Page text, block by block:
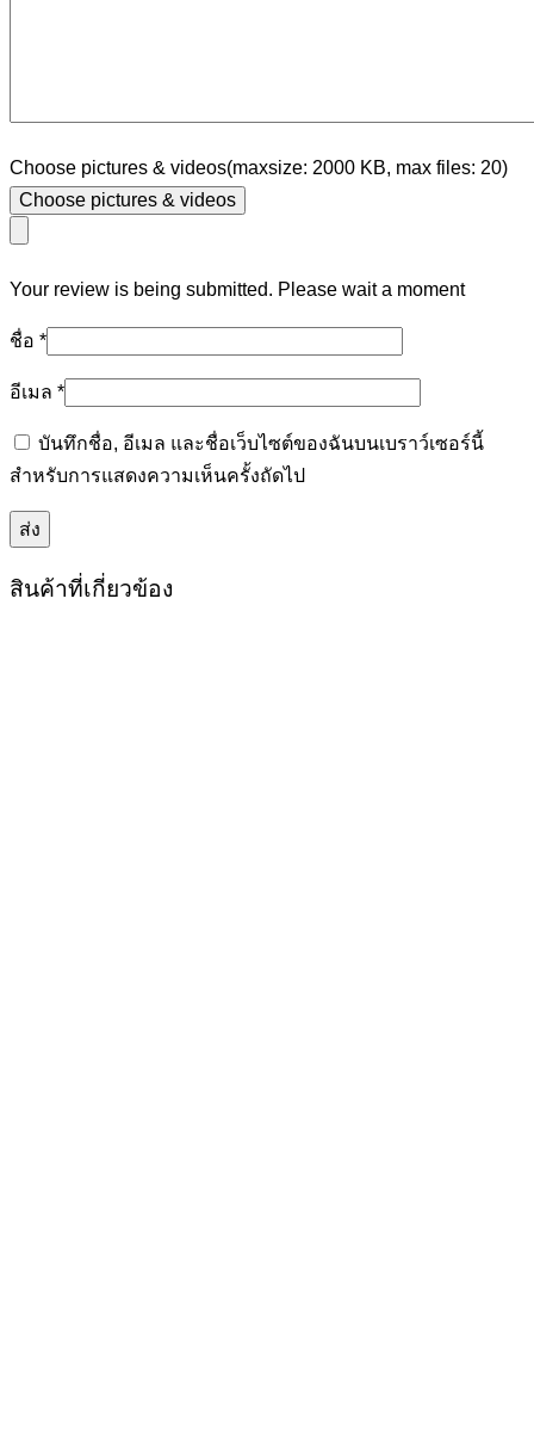
Choose pictures & videos(maxsize: 2000 KB, max files: 20)
Choose pictures & videos
Your review is being submitted. Please wait a moment
ชื่อ *
อีเมล *
บันทึกชื่อ, อีเมล และชื่อเว็บไซต์ของฉันบนเบราว์เซอร์นี้
สำหรับการแสดงความเห็นครั้งถัดไป
สินค้าที่เกี่ยวข้อง